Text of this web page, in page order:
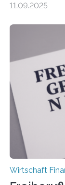
Dr. Matthias
durchgeführt
Antworten
Ergebnis:
über 50 Jahre
bereits
11.09.2025
Wirtschaft